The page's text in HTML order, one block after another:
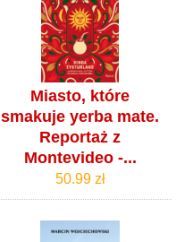
Miasto, które
smakuje yerba mate.
Reportaż z
Montevideo -...
50.99 zł